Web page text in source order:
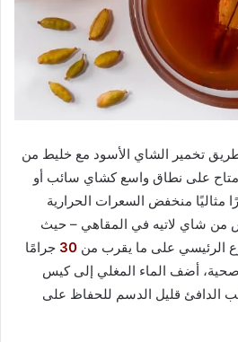
تخمير الشاي الأسود مع خليط من
متاح على نطاق واسع كشاي سائب أو
مثاليًا منخفض السعرات الحرارية
من شاي لاتيه في المقاهي – حيث
الرئيسي على ما يقرب من 30 جرامًا
أضف الماء المغلي إلى كيس
الدافئ قليل الدسم للحفاظ على